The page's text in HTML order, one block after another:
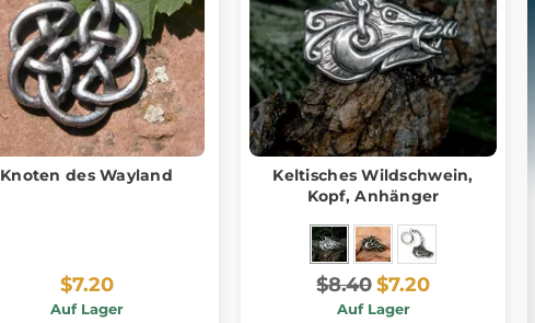
Knoten des Wayland
$7.20
Auf Lager
Keltisches Wildschwein,
Kopf, Anhänger
$8.40 $7.20
Auf Lager